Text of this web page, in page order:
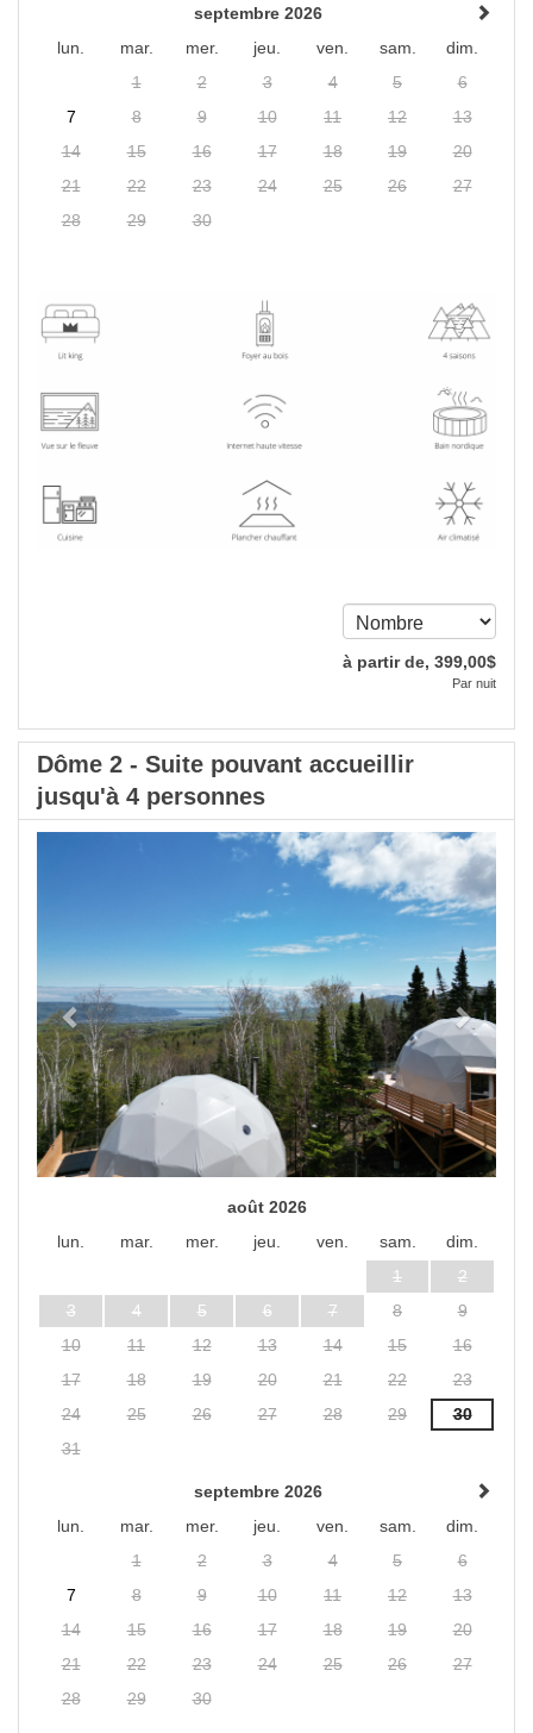
septembre 2026
lun.
mar. mer. jeu. ven. sam.
dim.
1
2 3 4 5
6
7
8 9 10 11 12
13
14
15 16 17 18 19
20
21
22 23 24 25 26
27
28
29 30
à partir de‚ 399,00$
Par nuit
Dôme 2 - Suite pouvant accueillir
jusqu'à 4 personnes
Next
août 2026
lun.
mar. mer. jeu. ven. sam.
dim.
1
2
3
4 5 6 7 8
9
10
11 12 13 14 15
16
17
18 19 20 21 22
23
24
25 26 27 28 29
30
31
septembre 2026
lun.
mar. mer. jeu. ven. sam.
dim.
1
2 3 4 5
6
7
8 9 10 11 12
13
14
15 16 17 18 19
20
21
22 23 24 25 26
27
28
29 30